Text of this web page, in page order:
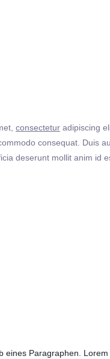
consectetur adipiscing
consequat. Duis
deserunt mollit anim id
Paragraphen.